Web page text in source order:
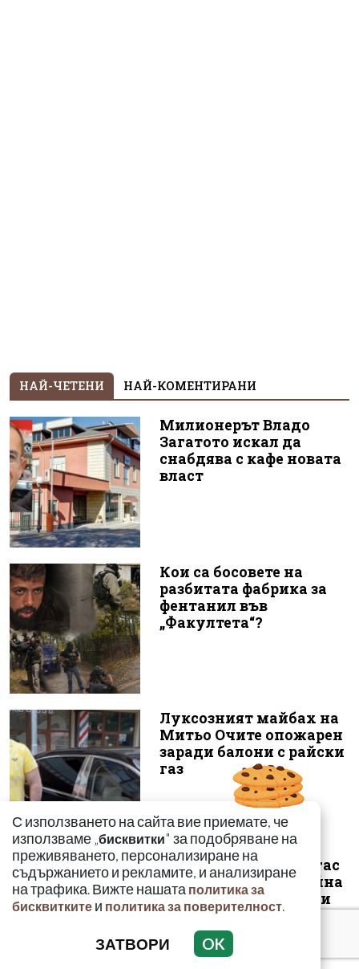
НАЙ-ЧЕТЕНИ НАЙ-КОМЕНТИРАНИ
Милионерът Владо
Загатото искал да
снабдява с кафе новата
власт
Кои са босовете на
разбитата фабрика за
фентанил във
„Факултета“?
Луксозният майбах на
Митьо Очите опожарен
заради балони с райски
газ
Арестуваният в Бургас
наркобарон от Украйна
ръководел 14 фабрики
за др...
С използването на сайта вие приемате, че
използваме „бисквитки" за подобряване на
преживяването, персонализиране на
съдържанието и рекламите, и анализиране
на трафика. Вижте нашата политика за
бисквитките и политика за поверителност.
ЗАТВОРИ OK